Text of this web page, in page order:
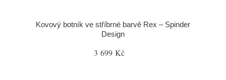
Kovový botník ve stříbrné barvě Rex – Spinder
Design
3 699 Kč